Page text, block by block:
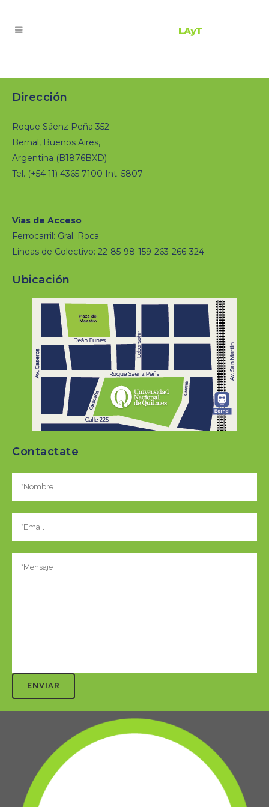
Dirección
Roque Sáenz Peña 352
Bernal, Buenos Aires,
Argentina (B1876BXD)
Tel. (+54 11) 4365 7100 Int. 5807
Vías de Acceso
Ferrocarril: Gral. Roca
Lineas de Colectivo: 22-85-98-159-263-266-324
Ubicación
Contactate